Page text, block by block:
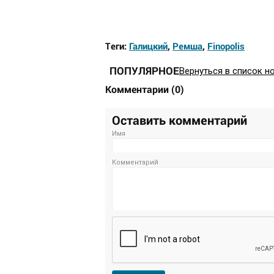
Теги: Галицкий, Ремша, Finopolis
ПОПУЛЯРНОЕВернуться в список
Комментарии (0)
Оставить комментарий
Имя
Комментарий